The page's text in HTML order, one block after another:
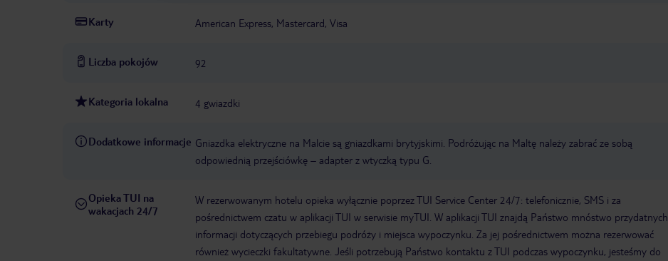
Karty American Express, Mastercard, Visa
Liczba pokojów 92
Kategoria lokalna 4 gwiazdki
Dodatkowe informacje Gniazdka elektryczne na Malcie są gniazdkami brytyjskimi. Podróżując na Maltę należy zabrać ze sobą
odpowiednią przejściówkę – adapter z wtyczką typu G.
Opieka TUI na
wakacjach 24/7
W rezerwowanym hotelu opieka wyłącznie poprzez TUI Service Center 24/7: telefonicznie, SMS i za
pośrednictwem czatu w aplikacji TUI w serwisie myTUI. W aplikacji TUI znajdą Państwo mnóstwo przydatnych
informacji dotyczących przebiegu podróży i miejsca wypoczynku. Za jej pośrednictwem można rezerwować
również wycieczki fakultatywne. Jeśli potrzebują Państwo kontaktu z TUI podczas wypoczynku, jesteśmy do